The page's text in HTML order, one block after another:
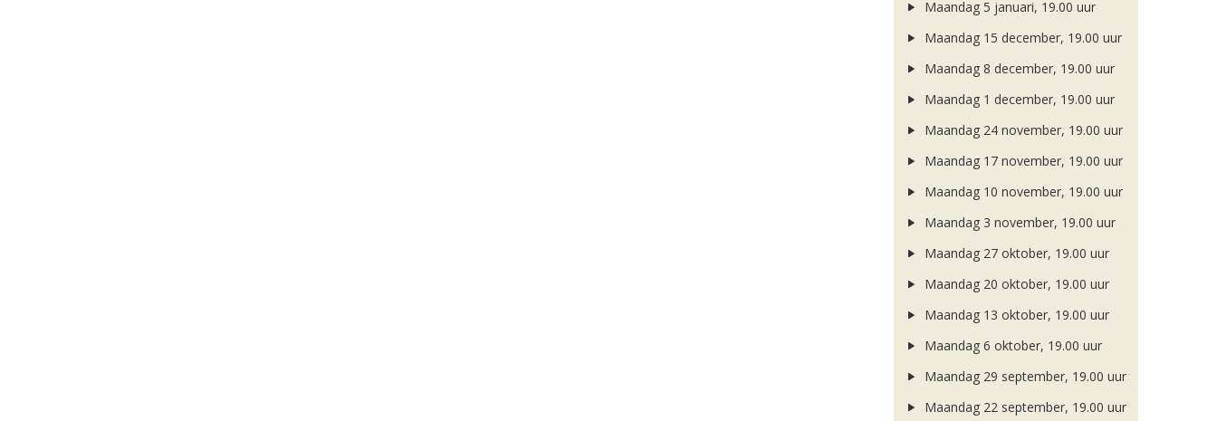
Maandag 5 januari, 19.00 uur
Maandag 15 december, 19.00 uur
Maandag 8 december, 19.00 uur
Maandag 1 december, 19.00 uur
Maandag 24 november, 19.00 uur
Maandag 17 november, 19.00 uur
Maandag 10 november, 19.00 uur
Maandag 3 november, 19.00 uur
Maandag 27 oktober, 19.00 uur
Maandag 20 oktober, 19.00 uur
Maandag 13 oktober, 19.00 uur
Maandag 6 oktober, 19.00 uur
Maandag 29 september, 19.00 uur
Maandag 22 september, 19.00 uur